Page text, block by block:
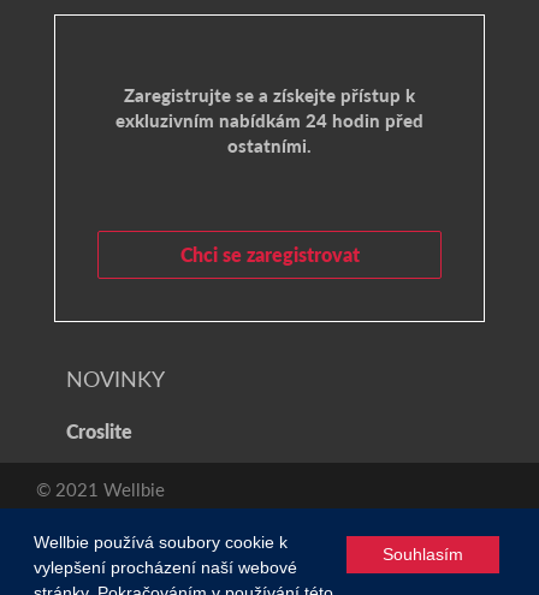
Zaregistrujte se a získejte přístup k
exkluzivním nabídkám 24 hodin před
ostatními.
Chci se zaregistrovat
NOVINKY
Croslite
© 2021 Wellbie
Zásady ochrany osobních údajů a soubory cookie/
Souhlasím
Wellbie používá soubory cookie k
vylepšení procházení naší webové